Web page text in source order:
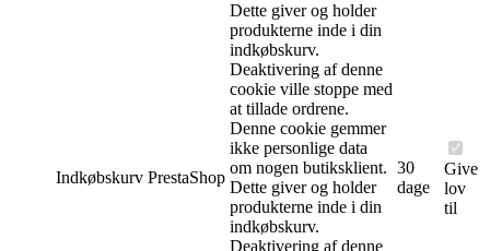
Indkøbskurv PrestaShop
Dette giver og holder
produkterne inde i din
indkøbskurv.
Deaktivering af denne
cookie ville stoppe med
at tillade ordrene.
Denne cookie gemmer
ikke personlige data
om nogen butiksklient.
Dette giver og holder
produkterne inde i din
indkøbskurv.
Deaktivering af denne
30
dage
Give
lov
til